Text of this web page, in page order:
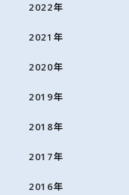
2022年
2021 年
2020年
2019年
2018年
2017年
2016年